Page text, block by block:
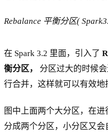
Rebalance 平衡分区(
在 Spark 3.2 里面，引入了
衡分区，
分区过大的时候
行合并，这样就可以有效地
图中上面两个大分区，在进
分成两个分区，小分区又